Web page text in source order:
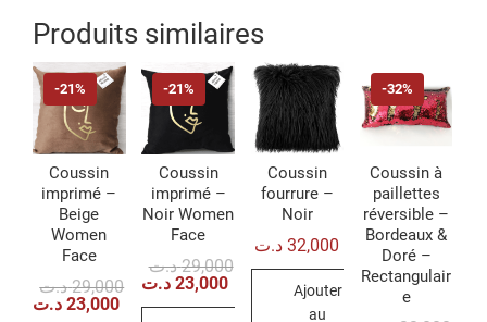
Produits similaires
-21%
Coussin
imprimé –
Beige
Women
Face
29,000 د.ت
Le
23,000 د.ت
Le
-21%
Coussin
imprimé –
Noir Women
Face
29,000 د.ت
Le
était :
23,000 د.ت
Le
est :
Coussin
fourrure –
Noir
32,000 د.ت
Ajouter
au
-32%
Coussin à
paillettes
réversible –
Bordeaux &
Doré –
Rectangulair
e